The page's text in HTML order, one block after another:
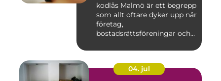
kodlås Malmö är ett begrepp
som allt oftare dyker upp när
företag,
bostadsrättsföreningar och
04. jul